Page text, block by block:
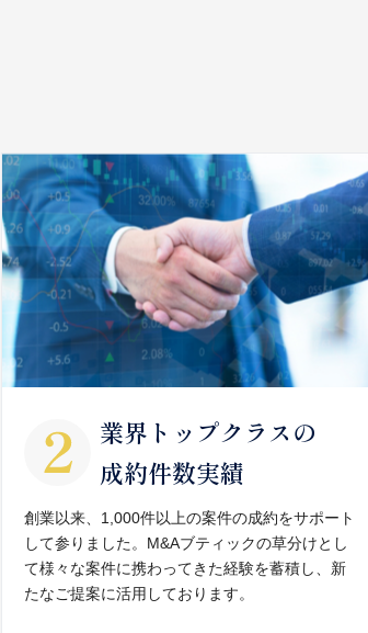
業界トップクラスの
成約件数実績
創業以来、1,000件以上の案件の成約をサポート
して参りました。M&Aブティックの草分けとし
て様々な案件に携わってきた経験を蓄積し、新
たなご提案に活用しております。